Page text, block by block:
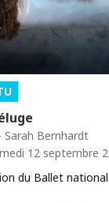
Sarah Bernhardt
12 septembre
du Ballet